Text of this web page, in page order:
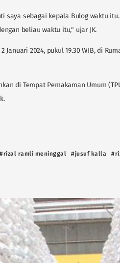
saya sebagai kepala Bulog waktu itu.
beliau waktu itu," ujar JK.
2024, pukul 19.30 WIB, di
di Tempat Pemakaman Umum
#rizal ramli meninggal #jusuf kalla